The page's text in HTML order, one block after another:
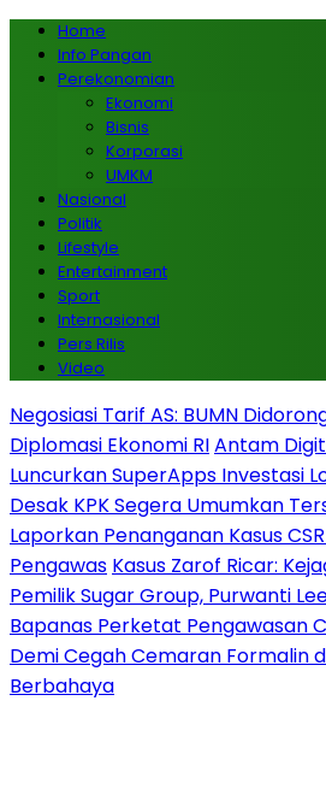
Home
Info Pangan
Perekonomian
Ekonomi
Bisnis
Korporasi
UMKM
Nasional
Politik
Lifestyle
Entertainment
Sport
Internasional
Pers Rilis
Video
Negosiasi Tarif AS: BUMN
Diplomasi Ekonomi RIAntam
Luncurkan SuperApps Investasi
Desak KPK Segera Umumkan
Laporkan Penanganan Kasus
Pengawas Kasus Zarof Ricar:
Pemilik Sugar Group, Purwanti
Bapanas Perketat Pengawasan
Demi Cegah Cemaran Formalin
Berbahaya